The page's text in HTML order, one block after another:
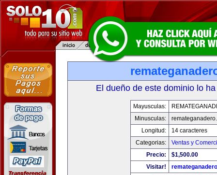
El dueño de este dominio lo
Mayusculas:
Minusculas:
Longitud:
14 caracteres
Categorias:
Ventas y
Precio:
$1,500.00
Visitar!